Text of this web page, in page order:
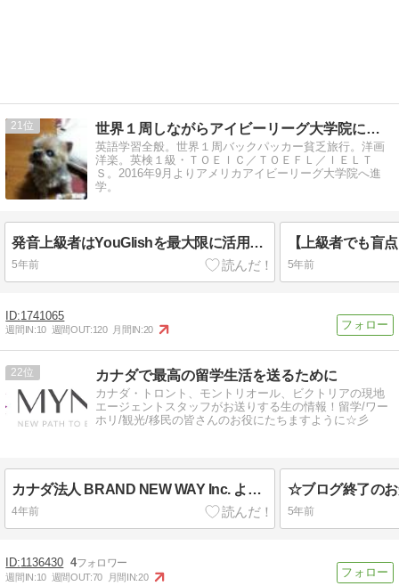
21 世界１周しながらアイビーリーグ大学院に合格する英語
英語学習全般。世界１周バックパッカー貧乏旅行。洋画
洋楽。英検１級・ＴＯＥＩＣ／ＴＯＥＦＬ／ＩＥＬＴ
Ｓ。2016年9月よりアメリカアイビーリーグ大学院へ進
学。
発音上級者はYouGlishを最大限に活用しよう：フレーズのアクセント確認も必須
5年前 5年前
1741065
週間IN:10 週間OUT:120 月間IN:20
22 カナダで最高の留学生活を送るために
カナダ・トロント、モントリオール、ビクトリアの現地
エージェントスタッフがお送りする生の情報！留学/ワー
ホリ/観光/移民の皆さんのお役にたちますように☆彡
カナダ法人 BRAND NEW WAY Inc. より、社名変更のお知らせ
4年前
☆ブログ終了の
5年前
1136430 4
週間IN:10 週間OUT:70 月間IN:20